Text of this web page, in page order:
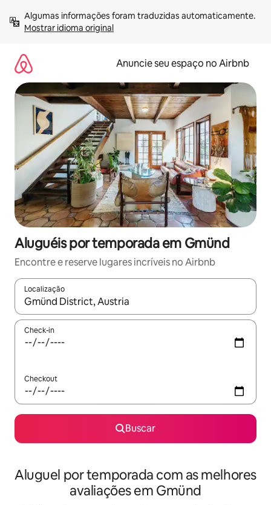
para
Mostrar idioma original
Anuncie seu espaço no Airbnb
Aluguéis por temporada em Gmünd
Encontre e reserve lugares incríveis no Airbnb
Localização
Quando os resultados estiverem disponíveis, explore-os
Check-in
Checkout
Buscar
Aluguel por temporada com as melhores
avaliações em Gmünd